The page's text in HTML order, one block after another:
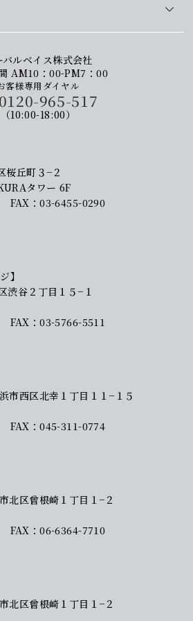
バルベイス株式会社
AM10：00-PM7：00
客様専用ダイヤル
965-517
（10:00-18:00）
桜丘町３−２
タワー 6F
：03-6455-0290
】
渋谷２丁目１５−１
：03-5766-5511
市西区北幸１丁目１１−１５
：045-311-0774
北区曾根崎１丁目１−２
：06-6364-7710
北区曾根崎１丁目１−２